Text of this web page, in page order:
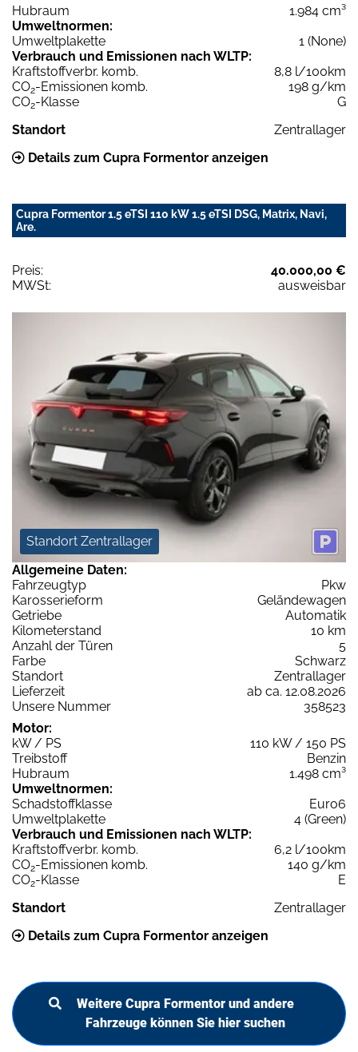
Hubraum
1.984 cm³
Umweltnormen:
Umweltplakette
1 (None)
Verbrauch und Emissionen nach WLTP:
Kraftstoffverbr. komb.
8,8 l/100km
CO2-Emissionen komb.
198 g/km
CO2-Klasse
G
Standort
Zentrallager
Details zum Cupra Formentor anzeigen
Cupra Formentor 1.5 eTSI 110 kW 1.5 eTSI DSG, Matrix, Navi,
Are.
Preis:
40.000,00 €
MWSt:
ausweisbar
Standort Zentrallager
Allgemeine Daten:
Fahrzeugtyp
Pkw
Karosserieform
Geländewagen
Getriebe
Automatik
Kilometerstand
10 km
Anzahl der Türen
5
Farbe
Schwarz
Standort
Zentrallager
Lieferzeit
ab ca. 12.08.2026
Unsere Nummer
358523
Motor:
kW / PS
110 kW / 150 PS
Treibstoff
Benzin
Hubraum
1.498 cm³
Umweltnormen:
Schadstoffklasse
Euro6
Umweltplakette
4 (Green)
Verbrauch und Emissionen nach WLTP:
Kraftstoffverbr. komb.
6,2 l/100km
CO2-Emissionen komb.
140 g/km
CO2-Klasse
E
Standort
Zentrallager
Details zum Cupra Formentor anzeigen
Weitere Cupra Formentor und andere
Fahrzeuge können Sie hier suchen